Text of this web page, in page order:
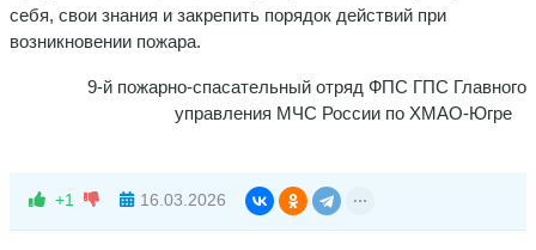
себя, свои знания и закрепить порядок действий при
возникновении пожара.
9-й пожарно-спасательный отряд ФПС ГПС Главного
управления МЧС России по ХМАО-Югре
+1 16.03.2026